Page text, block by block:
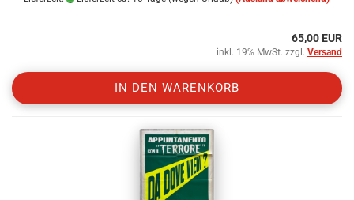
65,00 EUR
inkl. 19% MwSt. zzgl. Versand
IN DEN WARENKORB